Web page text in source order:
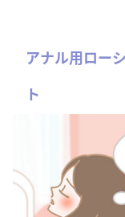
アナル用ロー
ト